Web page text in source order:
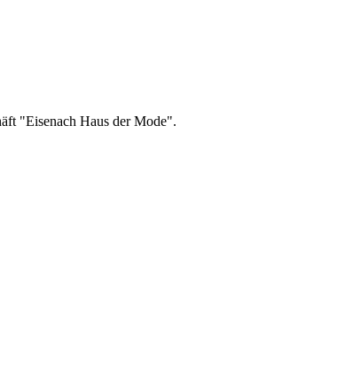
"Eisenach Haus der Mode".